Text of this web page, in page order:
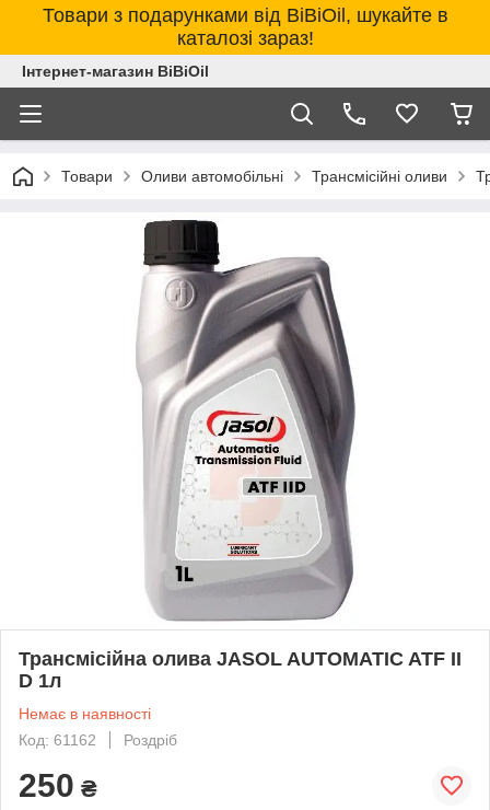
Товари з подарунками від BiBiOil, шукайте в
каталозі зараз!
Інтернет-магазин BiBiOil
Товари Оливи автомобільні Трансмісійні оливи
Трансмiciйна олива JASOL AUTOMATIC ATF II
D 1л
Немає в наявності
Код: 61162
Роздріб
250 ₴